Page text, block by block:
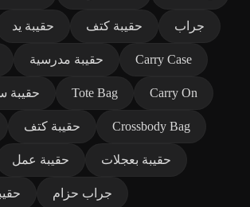
حقيبة يد حقيبة كتف جراب
حقيبة مدرسية Carry Case
حقيبة Tote Bag Carry On
حقيبة كتف Crossbody Bag
حقيبة عمل حقيبة بعجلات
جراب حزام